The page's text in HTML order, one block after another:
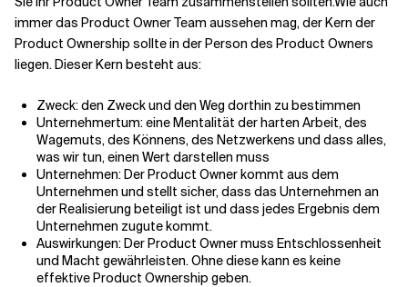
immer das Product Owner Team aussehen mag, der Kern der
Product Ownership sollte in der Person des Product Owners
liegen. Dieser Kern besteht aus:
Zweck: den Zweck und den Weg dorthin zu bestimmen
Unternehmertum: eine Mentalität der harten Arbeit, des
Wagemuts, des Könnens, des Netzwerkens und dass alles,
was wir tun, einen Wert darstellen muss
Unternehmen: Der Product Owner kommt aus dem
Unternehmen und stellt sicher, dass das Unternehmen an
der Realisierung beteiligt ist und dass jedes Ergebnis dem
Unternehmen zugute kommt.
Auswirkungen: Der Product Owner muss Entschlossenheit
und Macht gewährleisten. Ohne diese kann es keine
effektive Product Ownership geben.